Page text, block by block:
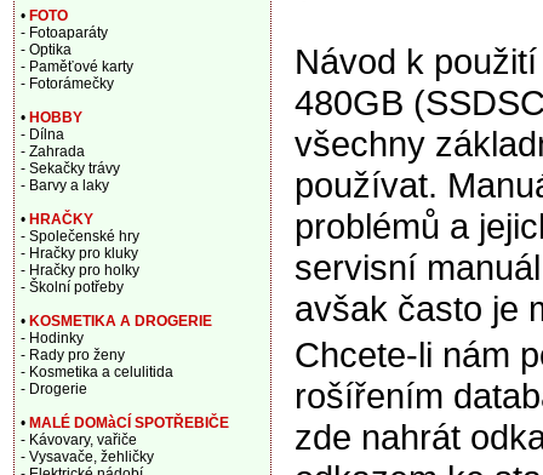
Návod k
480GB
všechny
používat.
problémů a
servisní
avšak často je
Chcete-li nám
rošířením
zde nahrát
• FOTO
- Fotoaparáty
- Optika
- Paměťové karty
- Fotorámečky
• HOBBY
- Dílna
- Zahrada
- Sekačky trávy
- Barvy a laky
• HRAČKY
- Společenské hry
- Hračky pro kluky
- Hračky pro holky
- Školní potřeby
• KOSMETIKA A DROGERIE
- Hodinky
- Rady pro ženy
- Kosmetika a celulitida
- Drogerie
• MALÉ DOMàCÍ SPOTŘEBIČE
- Kávovary, vařiče
- Vysavače, žehličky